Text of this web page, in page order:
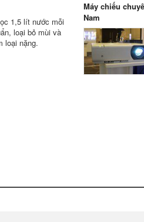
1,5 lít nước mỗi
loại bỏ mùi và
loại nặng.
Máy chiếu
Nam